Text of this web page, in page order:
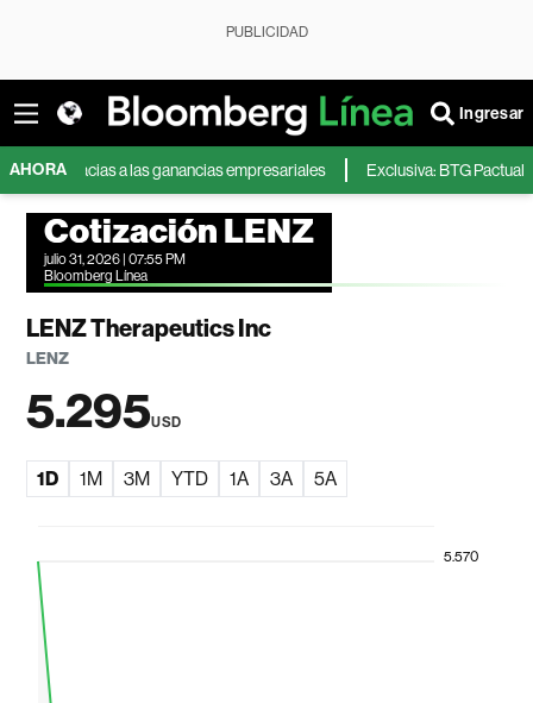
PUBLICIDAD
Ingresar
AHORA
gracias a las ganancias empresariales Exclusiva: BTG Pactual tendrá
Cotización LENZ
julio 31, 2026 | 07:55 PM
Bloomberg Línea
LENZ Therapeutics Inc
LENZ
5.295USD
1D 1M 3M YTD 1A 3A 5A
5.570